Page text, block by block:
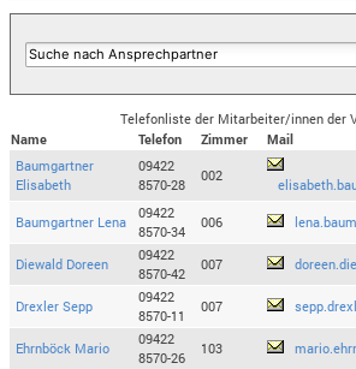
Telefonliste der Mitarbeiter/innen der
Name
Telefon Zimmer
Mail
Baumgartner
Elisabeth
09422
8570-28
002
Baumgartner Lena
09422
8570-34
006
Diewald Doreen
09422
8570-42
007
Drexler Sepp
09422
8570-11
007
Ehrnböck Mario
09422
8570-26
103